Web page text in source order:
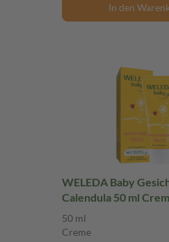
In den
WELEDA Baby
Calendula 50 ml
50 ml
Creme